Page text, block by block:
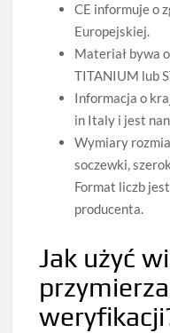
CE informuje o
Europejskiej.
Materiał bywa
TITANIUM lub
Informacja o
in Italy i jest
Wymiary
soczewki,
Format liczb
producenta.
Jak użyć